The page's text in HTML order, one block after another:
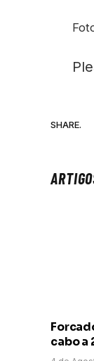
SHARE.
cabo a